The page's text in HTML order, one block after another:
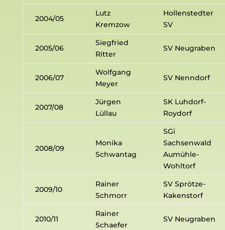
2004/05
Lutz
Kremzow
Hollenstedter
SV
2005/06
Siegfried
Ritter
SV Neugraben
2006/07
Wolfgang
Meyer
SV Nenndorf
2007/08
Jürgen
Lüllau
SK Luhdorf-
Roydorf
2008/09
Monika
Schwantag
SGi
Sachsenwald
Aumühle-
Wohltorf
2009/10
Rainer
Schmorr
SV Sprötze-
Kakenstorf
2010/11
Rainer
Schaefer
SV Neugraben